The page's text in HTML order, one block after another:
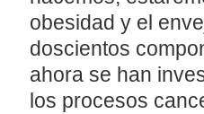
obesidad y el
doscientos
ahora se han
los procesos